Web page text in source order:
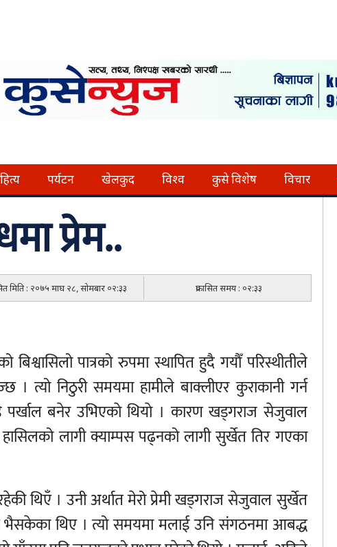
पर्यटन खेलकुद विश्व कुसे विशेष विचार
प्रेम..
मिति : २०७५ माघ २८, सोमबार ०२:३३ प्रकासित समय : ०२:३३
पात्रको रुपमा स्थापित हुदै गयाैँ परिस्थीतीले
त्यो निठुरी समयमा हामीले बाक्लीएर कुराकानी गर्न
पर्खाल बनेर उभिएकाे थियाे । कारण खड्गराज सेजुवाल
हासिलको लागी क्याम्पस पढ्नको लागी सुर्खेत तिर गएका
थिएँ । उनी अर्थात मेरो प्रेमी खड्गराज सेजुवाल सुर्खेत
भैसकेका थिए । त्यो समयमा मलाई उनि संगठनमा आबद्ध